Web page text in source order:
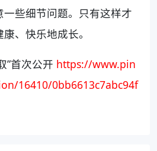
些细节问题。只有这样才
、快乐地成长。
”首次公开 https://www.pin
16410/0bb6613c7abc94f